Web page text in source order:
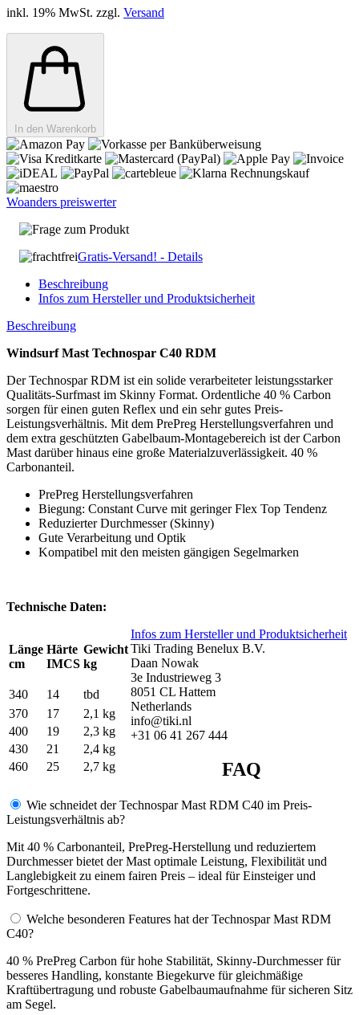
inkl. 19% MwSt. zzgl. Versand
In den Warenkorb
Woanders preiswerter
Frage zum Produkt
Gratis-Versand! - Details
Beschreibung
Infos zum Hersteller und Produktsicherheit
Beschreibung
Windsurf Mast Technospar C40 RDM
Der Technospar RDM ist ein solide verarbeiteter leistungsstarker
Qualitäts-Surfmast im Skinny Format. Ordentliche 40 % Carbon
sorgen für einen guten Reflex und ein sehr gutes Preis-
Leistungsverhältnis. Mit dem PrePreg Herstellungsverfahren und
dem extra geschützten Gabelbaum-Montagebereich ist der Carbon
Mast darüber hinaus eine große Materialzuverlässigkeit. 40 %
Carbonanteil.
PrePreg Herstellungsverfahren
Biegung: Constant Curve mit geringer Flex Top Tendenz
Reduzierter Durchmesser (Skinny)
Gute Verarbeitung und Optik
Kompatibel mit den meisten gängigen Segelmarken
Technische Daten:
Länge
cm
Härte
IMCS
Gewicht
kg
340 14
tbd
370
17
2,1 kg
400
19
2,3 kg
430
21
2,4 kg
460
25 2,7 kg
Infos zum Hersteller und Produktsicherheit
Tiki Trading Benelux B.V.
Daan Nowak
3e Industrieweg 3
8051 CL Hattem
Netherlands
info@tiki.nl
+31 06 41 267 444
FAQ
Wie schneidet der Technospar Mast RDM C40 im Preis-
Leistungsverhältnis ab?
Mit 40 % Carbonanteil, PrePreg-Herstellung und reduziertem
Durchmesser bietet der Mast optimale Leistung, Flexibilität und
Langlebigkeit zu einem fairen Preis – ideal für Einsteiger und
Fortgeschrittene.
Welche besonderen Features hat der Technospar Mast RDM
C40?
40 % PrePreg Carbon für hohe Stabilität, Skinny-Durchmesser für
besseres Handling, konstante Biegekurve für gleichmäßige
Kraftübertragung und robuste Gabelbaumaufnahme für sicheren Sitz
am Segel.